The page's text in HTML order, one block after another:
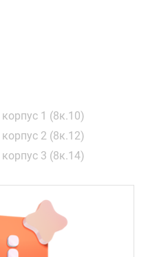
корпус 1 (8к.10)
корпус 2 (8к.12)
корпус 3 (8к.14)